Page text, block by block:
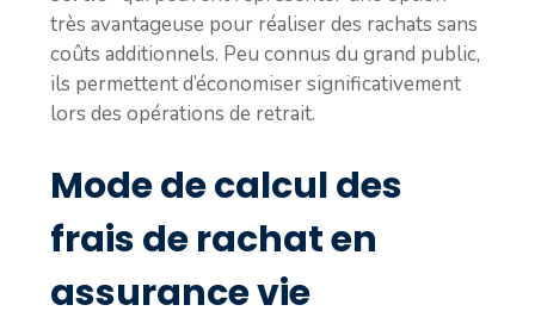
très avantageuse pour réaliser des rachats sans
coûts additionnels. Peu connus du grand public,
ils permettent d’économiser significativement
lors des opérations de retrait.
Mode de calcul des
frais de rachat en
assurance vie